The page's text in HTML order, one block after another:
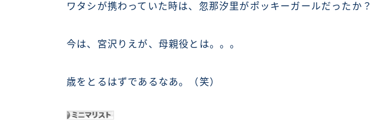
ワタシが携わっていた時は、忽那汐里がポッキーガールだったか？
今は、宮沢りえが、母親役とは。。。
歳をとるはずであるなあ。（笑）